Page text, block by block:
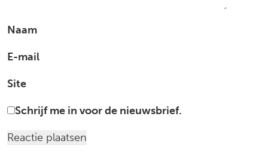
Naam
E-mail
Site
Schrijf me in voor de nieuwsbrief.